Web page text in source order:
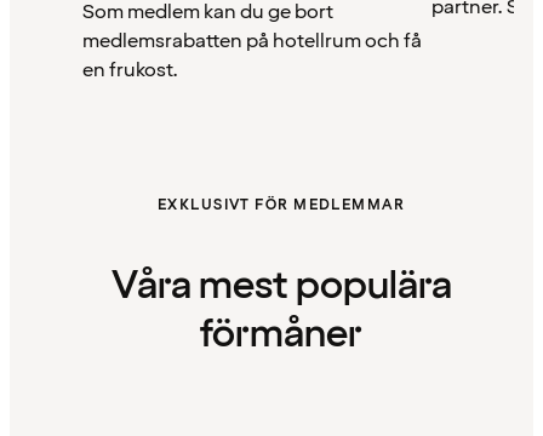
Som medlem kan du ge bort
medlemsrabatten på hotellrum och få
en frukost.
partner. Se
EXKLUSIVT FÖR MEDLEMMAR
Våra mest populära
förmåner